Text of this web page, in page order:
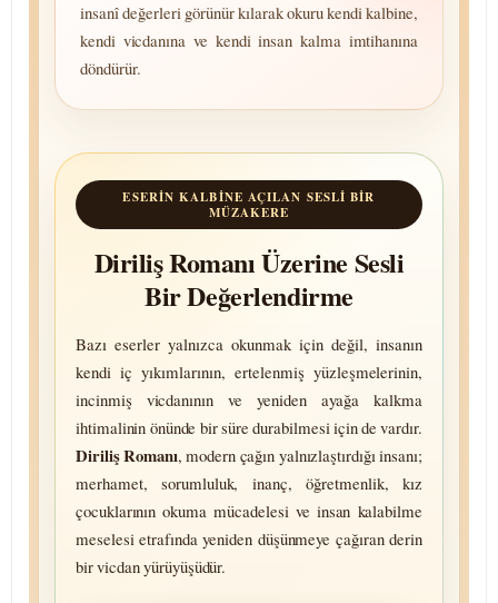
insanî değerleri görünür kılarak okuru kendi kalbine,
kendi vicdanına ve kendi insan kalma imti­hanına
döndürür.
ESERIN KALBINE AÇILAN SESLI BIR
MÜZAKERE
Diriliş Romanı Üzerine Sesli
Bir Değerlendirme
Bazı eserler yalnızca okunmak için değil, insanın
kendi iç yıkım­larının, ertelenmiş yüzleş­melerinin,
incinmiş vicdanının ve yeniden ayağa kalkma
ihtimalinin önünde bir süre dura­bilmesi için de vardır.
Diriliş Romanı, modern çağın yalnız­laştırdığı insanı;
merhamet, sorum­luluk, inanç, öğretmenlik, kız
çocuk­larının okuma müca­delesi ve insan kala­bilme
meselesi etrafında yeniden düşünmeye çağıran derin
bir vicdan yürüyüşüdür.